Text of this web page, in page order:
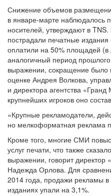
Снижение объемов
в январе-марте наблюдалось
носителей, утверждают в
пострадали печатные
оплатили на 50% площадей
аналогичный период
выражении, сокращение
оценке Андрея Волкова,
и директора агентства
крупнейших игроков оно
«Крупные рекламодатели,
но мелкоформатная реклама
Кроме того, многие СМИ
услуг печати, что также
выражении, говорит директор
Надежда Орлова. Для
2014 года, продажи рекламы в
изданиях упали на 3,1%.